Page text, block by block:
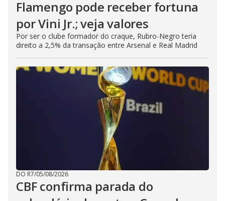
Flamengo pode receber fortuna
por Vini Jr.; veja valores
Por ser o clube formador do craque, Rubro-Negro teria
direito a 2,5% da transação entre Arsenal e Real Madrid
DO R7/05/08/2026
CBF confirma parada do